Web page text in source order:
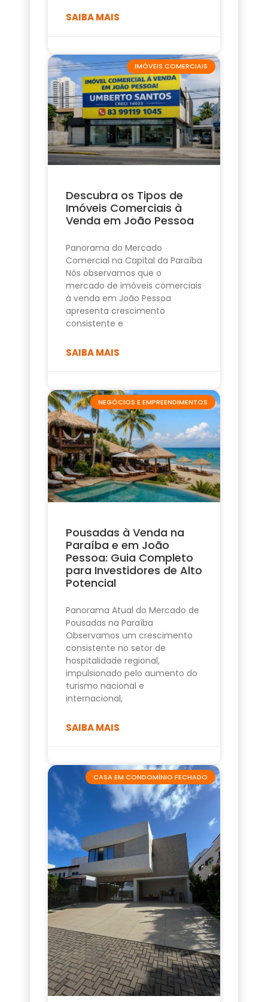
SAIBA MAIS
IMÓVEIS COMERCIAIS
Descubra os Tipos de
Imóveis Comerciais à
Venda em João Pessoa
Panorama do Mercado
Comercial na Capital da Paraíba
Nós observamos que o
mercado de imóveis comerciais
à venda em João Pessoa
apresenta crescimento
consistente e
SAIBA MAIS
NEGÓCIOS E EMPREENDIMENTOS
Pousadas à Venda na
Paraíba e em João
Pessoa: Guia Completo
para Investidores de Alto
Potencial
Panorama Atual do Mercado de
Pousadas na Paraíba
Observamos um crescimento
consistente no setor de
hospitalidade regional,
impulsionado pelo aumento do
turismo nacional e
internacional,
SAIBA MAIS
CASA EM CONDOMÍNIO FECHADO